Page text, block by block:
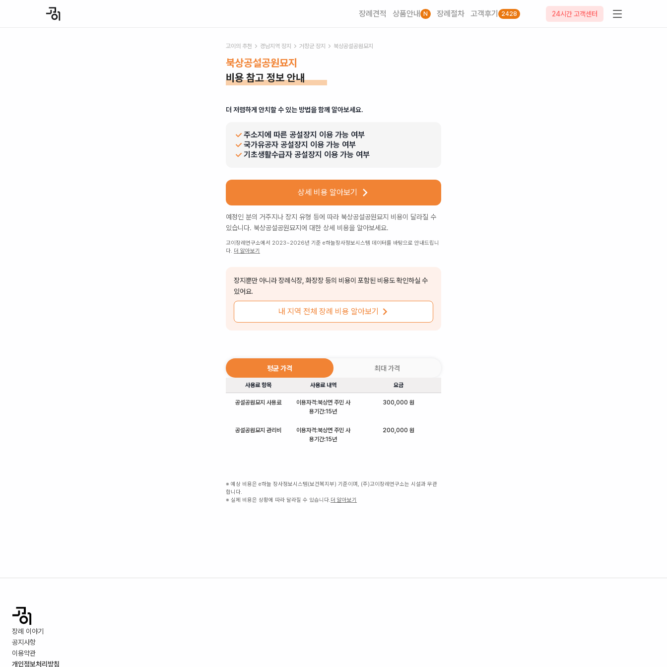
장례견적 상품안내 N 장례절차 고객후기 2428 24시간 고객센터
고이의 추천 경남지역 장지 거창군 장지 북상공설공원묘지
북상공설공원묘지
비용 참고 정보 안내
더 저렴하게 안치할 수 있는 방법을 함께 알아보세요.
주소지에 따른 공설장지 이용 가능 여부
국가유공자 공설장지 이용 가능 여부
기초생활수급자 공설장지 이용 가능 여부
상세 비용 알아보기
예정인 분의 거주지나 장지 유형 등에 따라 북상공설공원묘지 비용이 달라질 수
있습니다. 북상공설공원묘지 에 대한 상세 비용을 알아보세요.
고이장례연구소에서 2023~2026년 기준 e하늘장사정보시스템 데이터를 바탕으로 안내드립니
다. 더 알아보기
장지뿐만 아니라 장례식장, 화장장 등의 비용이 포함된 비용도 확인하실 수
있어요.
내 지역 전체 장례 비용 알아보기
평균 가격 최대 가격
사용료 항목 사용료 내역 요금
공설공원묘지 사용료
이용자격:북상면 주민 사
용기간:15년
300,000 원
공설공원묘지 관리비
이용자격:북상면 주민 사
용기간:15년
200,000 원
※ 예상 비용은 e하늘 장사정보시스템(보건복지부) 기준이며, (주)고이장례연구소는 시설과 무관
합니다.
※ 실제 비용은 상황에 따라 달라질 수 있습니다.더 알아보기
장례 이야기
공지사항
이용약관
개인정보처리방침